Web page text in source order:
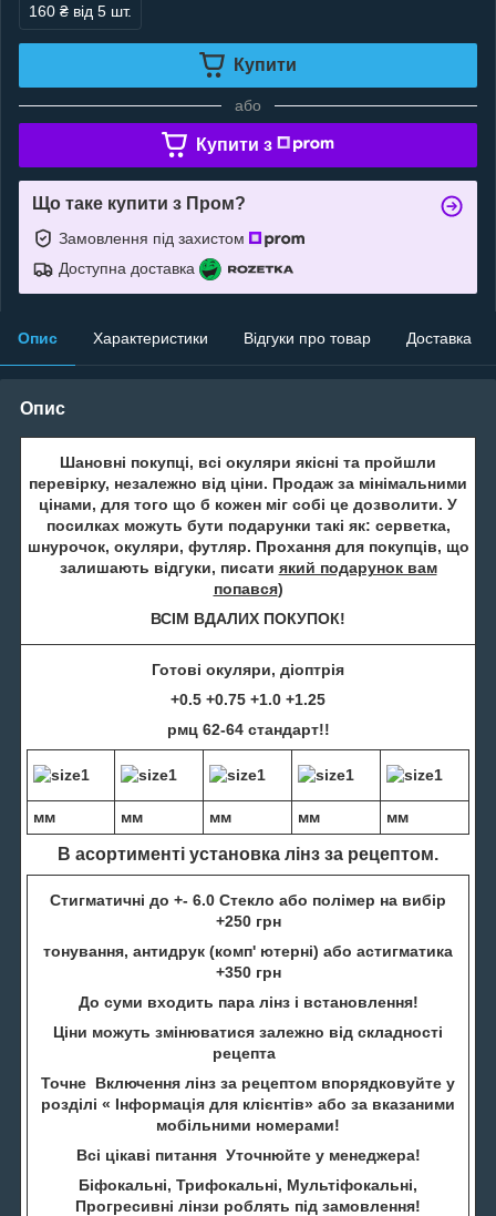
160 ₴ від 5 шт.
Купити
або
Купити з
Що таке купити з Пром?
Замовлення під захистом
Доступна доставка
Опис Характеристики Відгуки про товар Доставка
Опис
Шановні покупці, всі окуляри якісні та пройшли
перевірку, незалежно від ціни. Продаж за мінімальними
цінами, для того що б кожен міг собі це дозволити. У
посилках можуть бути подарунки такі як: серветка,
шнурочок, окуляри, футляр. Прохання для покупців, що
залишають відгуки, писати який подарунок вам
попався)
ВСІМ ВДАЛИХ ПОКУПОК!
Готові окуляри, діоптрія
+0.5 +0.75 +1.0 +1.25
рмц 62-64 стандарт!!
мм мм мм мм мм
В асортименті установка лінз за рецептом.
Стигматичні до +- 6.0 Стекло або полімер на вибір
+250 грн
тонування, антидрук (комп' ютерні) або астигматика
+350 грн
До суми входить пара лінз і встановлення!
Ціни можуть змінюватися залежно від складності
рецепта
Точне Включення лінз за рецептом впорядковуйте у
розділі « Інформація для клієнтів» або за вказаними
мобільними номерами!
Всі цікаві питання Уточнюйте у менеджера!
Біфокальні, Трифокальні, Мультіфокальні,
Прогресивні лінзи роблять під замовлення!